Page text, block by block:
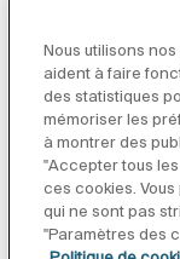
À propos de
Inspiration
Nous utilisons
aident à faire
des statistiques
mémoriser les
à montrer des
"Accepter tous
ces cookies.
qui ne sont pas
"Paramètres des